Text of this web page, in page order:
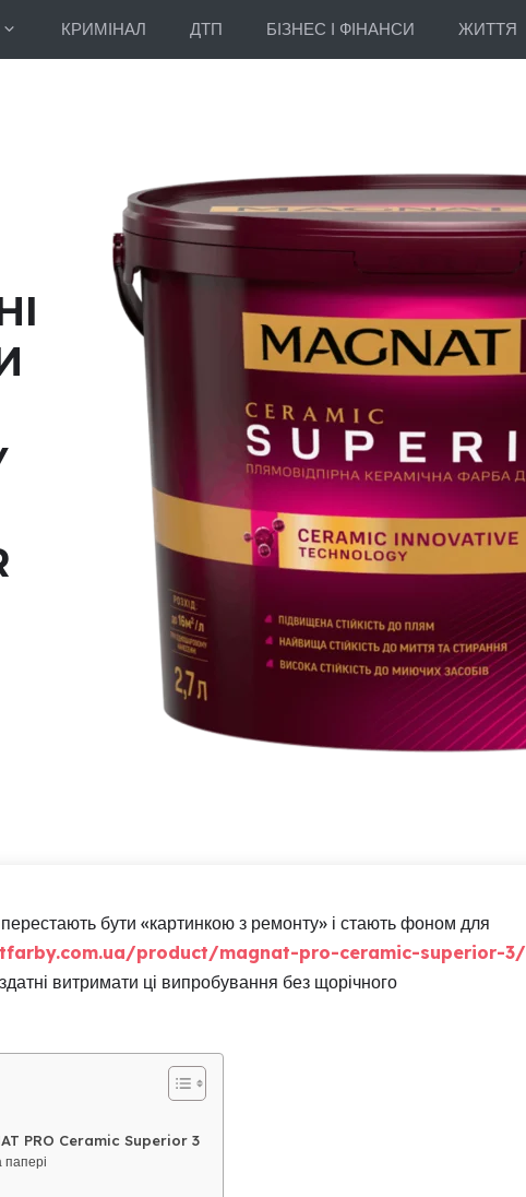
КРИМІНАЛ ДТП БІЗНЕС І ФІНАНСИ ЖИТТЯ
бути «картинкою з ремонту» і стають фоном для
product/magnat-pro-ceramic-superior-3/
витримати ці випробування без щорічного
PRO Ceramic Superior 3